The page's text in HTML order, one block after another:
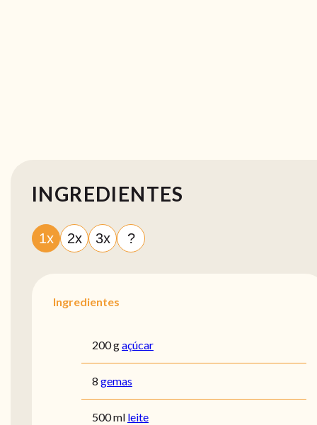
INGREDIENTES
1x 2x 3x ?
Ingredientes
200 gaçúcar
8 gemas
500 ml leite